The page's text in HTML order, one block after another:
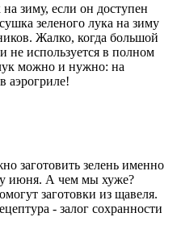
зиму, если он доступен
зеленого лука на зиму
Жалко, когда большой
не используется в полном
можно и нужно: на
аэрогриле!
заготовить зелень именно
июня. А чем мы хуже?
заготовки из щавеля.
- залог сохранности